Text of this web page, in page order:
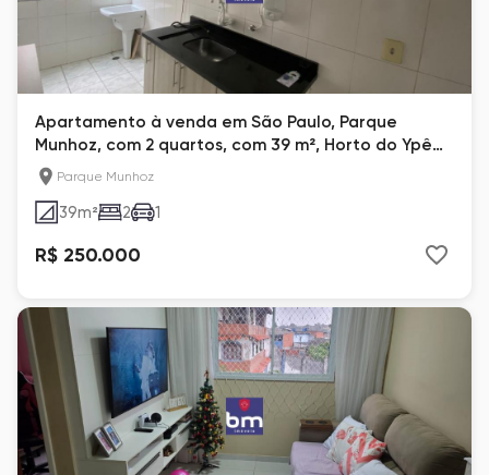
Apartamento à venda em São Paulo, Parque
Munhoz, com 2 quartos, com 39 m², Horto do Ypê
LifeParque Munhoz
39m² 2 1
R$ 250.000